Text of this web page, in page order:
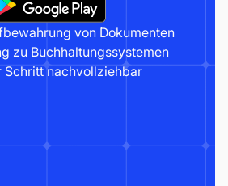
von Dokumenten
zu Buchhaltungssystemen
Schritt nachvollziehbar